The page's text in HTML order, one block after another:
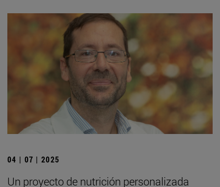
04 | 07 | 2025
Un proyecto de nutrición personalizada